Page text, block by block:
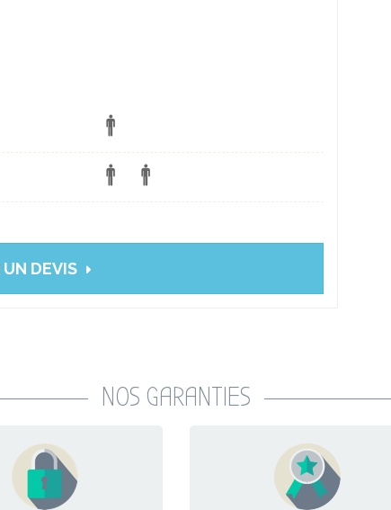
DEVIS
NOS GARANTIES